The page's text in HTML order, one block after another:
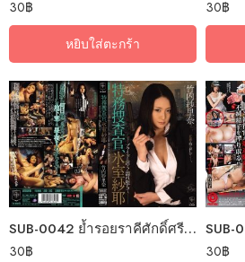
30฿
หยิบใส่ตะกร้า
30฿
SUB-0042 ย้ำรอยราคีศักดิ์ศรีเจ้นักสืบ
30฿ 30฿